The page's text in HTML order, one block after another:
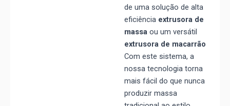
de uma solução de alta
eficiência extrusora de
massaou um versátil
extrusora de macarrão
Com este sistema, a
nossa tecnologia torna
mais fácil do que nunca
produzir massa